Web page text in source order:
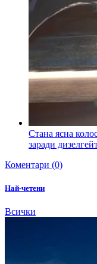
Стана ясна
заради
Коментари (0)
Най-четени
Всички